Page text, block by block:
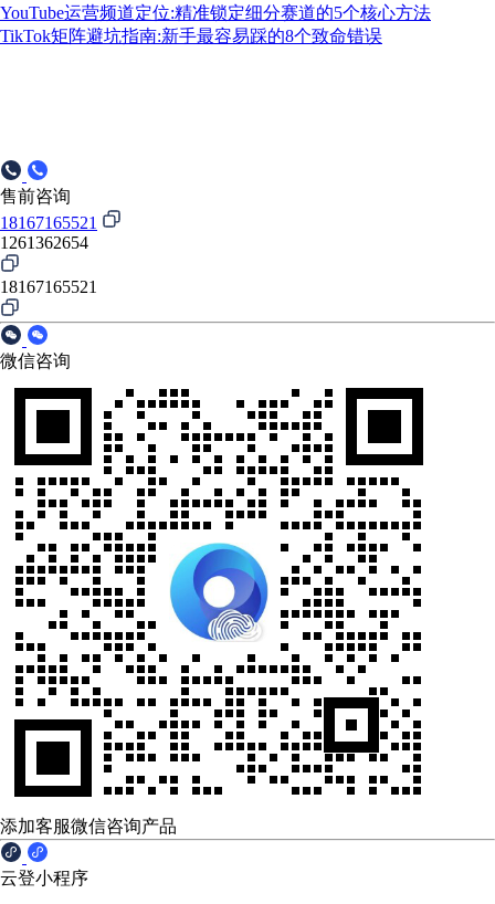
YouTube运营频道定位:精准锁定细分赛道的5个核心方法
TikTok矩阵避坑指南:新手最容易踩的8个致命错误
售前咨询
18167165521
1261362654
18167165521
微信咨询
添加客服微信咨询产品
云登小程序